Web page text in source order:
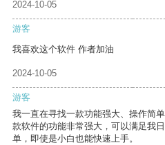
2024-10-05
游客
我喜欢这个软件 作者加油
2024-10-05
游客
我一直在寻找一款功能强大、操作简
款软件的功能非常强大，可以满足我
单，即使是小白也能快速上手。